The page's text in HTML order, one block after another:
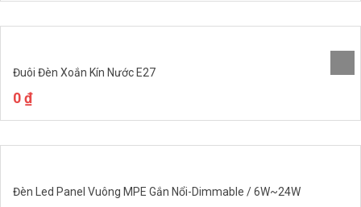
Đuôi Đèn Xoắn Kín Nước E27
0₫
Đèn Led Panel Vuông MPE Gắn Nổi-Dimmable / 6W~24W